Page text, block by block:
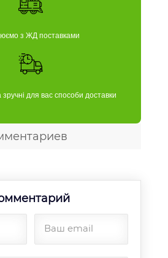
з ЖД поставками
зручні для вас способи доставки
Ваш email